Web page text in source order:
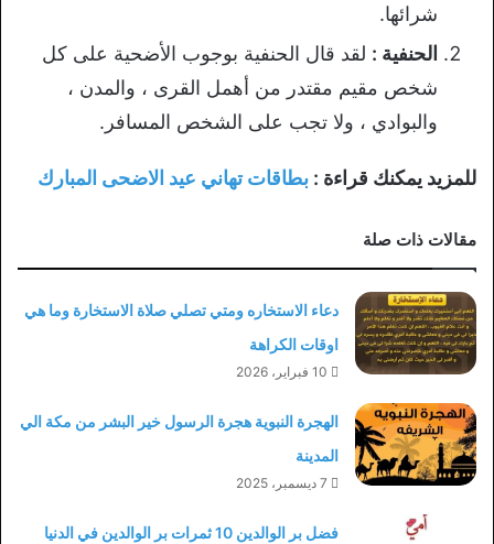
شرائها.
الحنفية : لقد قال الحنفية بوجوب الأضحية على كل
شخص مقيم مقتدر من أهمل القرى ، والمدن ،
والبوادي ، ولا تجب على الشخص المسافر.
للمزيد يمكنك قراءة : بطاقات تهاني عيد الاضحى المبارك
مقالات ذات صلة
دعاء الاستخاره ومتي تصلي صلاة الاستخارة وما هي
اوقات الكراهة
10 فبراير، 2026
الهجرة النبوية هجرة الرسول خير البشر من مكة الي
المدينة
7 ديسمبر، 2025
فضل بر الوالدين 10 ثمرات بر الوالدين في الدنيا